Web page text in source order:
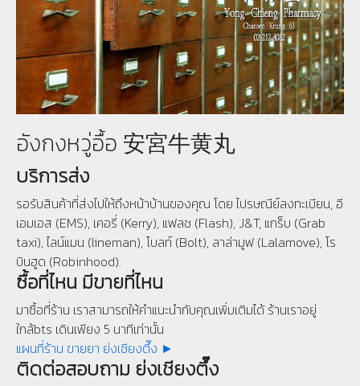
อังกงหวู่อื้อ 安宮牛黄丸
บริการส่ง
รอรับสินค้าที่ส่งไปให้ถึงหน้าบ้านของคุณ โดย ไปรษณีย์ลงทะเบียน, อี
เอมเอส (EMS), เคอรี่ (Kerry), แฟลช (Flash), J&T, แกร็บ (Grab
taxi), ไลน์แมน (lineman), โบลท์ (Bolt), ลาล่ามูฟ (Lalamove), โร
บินฮูด (Robinhood).
ซื้อที่ไหน มีขายที่ไหน
มาซื้อที่ร้าน เราสามารถให้คำแนะนำกับคุณเพิ่มเติมได้ ร้านเราอยู่
ใกล้bts เดินเพียง 5 นาทีเท่านั้น
แผนที่ร้าน ขายยา ย่งเชียงตึ๊ง ►
ติดต่อสอบถาม ย่งเชียงตึ๊ง